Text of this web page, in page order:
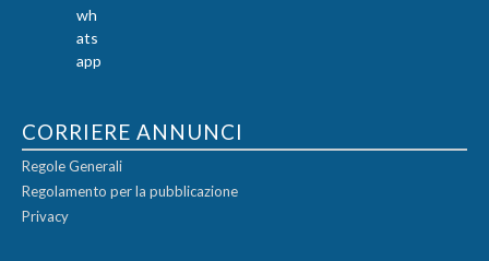
CORRIERE ANNUNCI
Regole Generali
Regolamento per la pubblicazione
Privacy